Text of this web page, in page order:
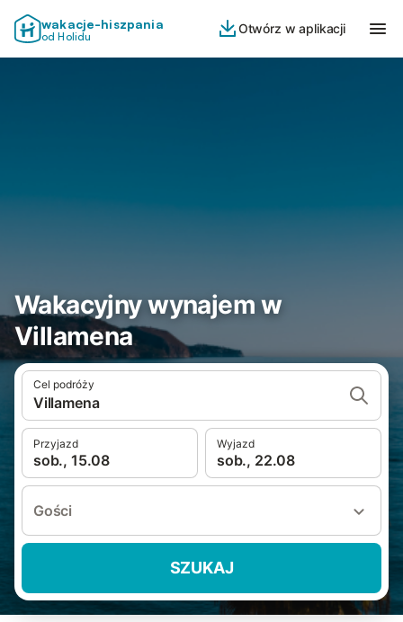
wakacje-hiszpania
od Holidu
Otwórz w aplikacji
Wakacyjny wynajem w
Villamena
Cel podróży
Villamena
Przyjazd
sob., 15.08
Wyjazd
sob., 22.08
Gości
SZUKAJ